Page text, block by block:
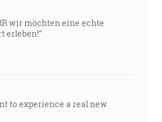
wir möchten eine echte
erleben!"
to experience a real new